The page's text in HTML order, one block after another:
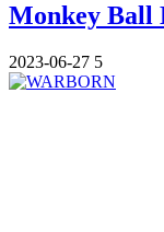
Monkey Ball
2023-06-27 5